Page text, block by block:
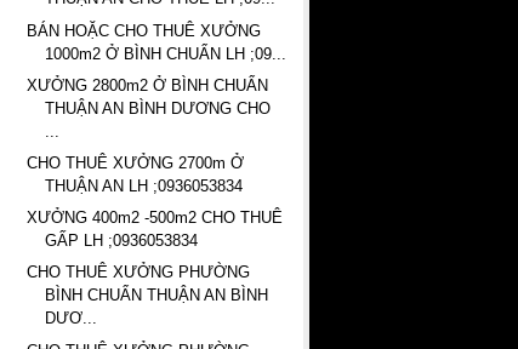
BÁN HOẶC CHO THUÊ XƯỞNG
1000m2 Ở BÌNH CHUẨN LH ;09...
XƯỞNG 2800m2 Ở BÌNH CHUẨN
THUẬN AN BÌNH DƯƠNG CHO
CHO THUÊ XƯỞNG 2700m Ở
THUẬN AN LH ;0936053834
XƯỞNG 400m2 -500m2 CHO THUÊ
GẤP LH ;0936053834
CHO THUÊ XƯỞNG PHƯỜNG
BÌNH CHUẨN THUẬN AN BÌNH
DƯƠ...